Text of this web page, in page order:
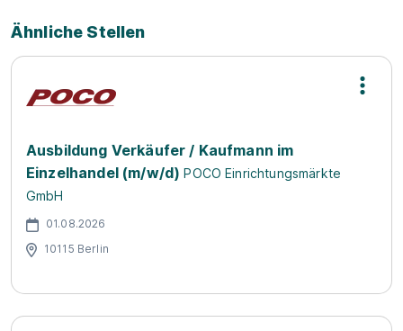
Ähnliche Stellen
Ausbildung Verkäufer / Kaufmann im
Einzelhandel (m/w/d) POCO Einrichtungsmärkte
GmbH
01.08.2026
10115 Berlin